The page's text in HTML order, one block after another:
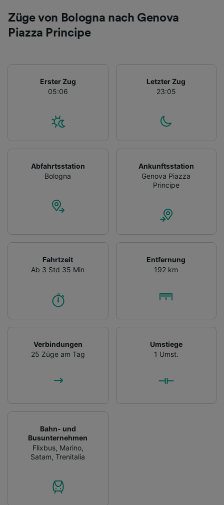
Züge von Bologna nach Genova
Piazza Principe
Erster Zug
05:06
Letzter Zug
23:05
Abfahrtsstation
Bologna
Ankunftsstation
Genova Piazza
Principe
Fahrtzeit
Ab 3 Std 35 Min
Entfernung
192 km
Verbindungen
25 Züge am Tag
Umstiege
1 Umst.
Bahn- und
Busunternehmen
Flixbus, Marino,
Satam,Trenitalia